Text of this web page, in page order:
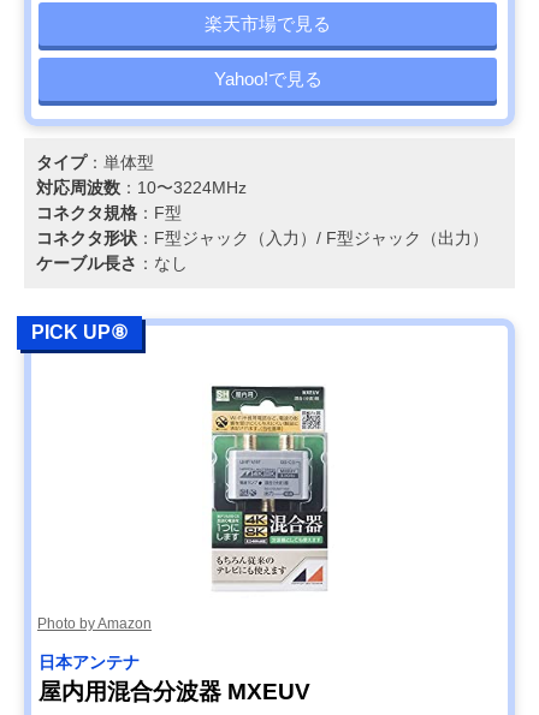
楽天市場で見る
Yahoo!で見る
タイプ：単体型
対応周波数 ：10〜3224MHz
コネクタ規格 ：F型
コネクタ形状 ：F型ジャック（入力）/ F型ジャック（出力）
ケーブル長さ ：なし
PICK UP⑧
Photo by Amazon
日本アンテナ
屋内用混合分波器 MXEUV